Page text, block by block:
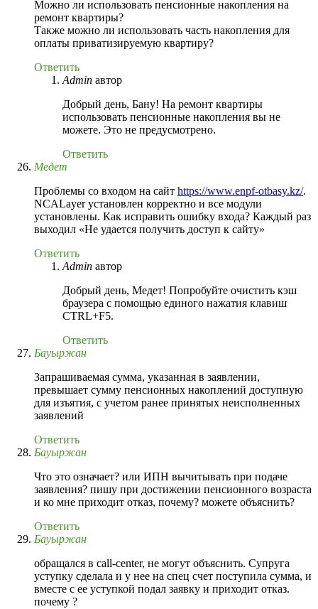
Можно ли использовать пенсионные накопления на
ремонт квартиры?
Также можно ли использовать часть накопления для
оплаты приватизируемую квартиру?
Ответить
Admin автор
Добрый день, Бану! На ремонт квартиры
использовать пенсионные накопления вы не
можете. Это не предусмотрено.
Ответить
Медет
Проблемы со входом на сайт https://www.enpf-otbasy.kz/.
NCALayer установлен корректно и все модули
установлены. Как исправить ошибку входа? Каждый раз
выходил «Не удается получить доступ к сайту»
Ответить
Admin автор
Добрый день, Медет! Попробуйте очистить кэш
браузера с помощью единого нажатия клавиш
CTRL+F5.
Ответить
Бауыржан
Запрашиваемая сумма, указанная в заявлении,
превышает сумму пенсионных накоплений доступную
для изъятия, с учетом ранее принятых неисполненных
заявлений
Ответить
Бауыржан
Что это означает? или ИПН вычитывать при подаче
заявления? пишу при достижении пенсионного возраста
и ко мне приходит отказ, почему? можете объяснить?
Ответить
Бауыржан
обращался в call-center, не могут объяснить. Супруга
уступку сделала и у нее на спец счет поступила сумма, и
вместе с ее уступкой подал заявку и приходит отказ.
почему ?